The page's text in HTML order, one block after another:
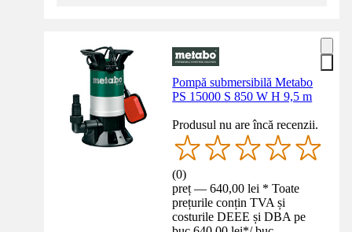
Pompă submersibilă Metabo
PS 15000 S 850 W H 9,5 m
Produsul nu are încă recenzii.
(0)
preț — 640,00 lei * Toate
prețurile conțin TVA și
costurile DEEE și DBA pe